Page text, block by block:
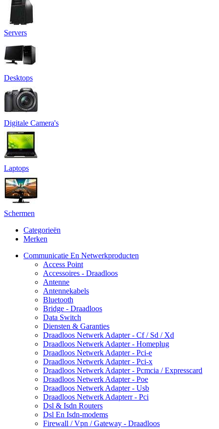
Servers
Desktops
Digitale Camera's
Laptops
Schermen
Categorieën
Merken
Communicatie En Netwerkproducten
Access Point
Accessoires - Draadloos
Antenne
Antennekabels
Bluetooth
Bridge - Draadloos
Data Switch
Diensten & Garanties
Draadloos Netwerk Adapter - Cf / Sd / Xd
Draadloos Netwerk Adapter - Homeplug
Draadloos Netwerk Adapter - Pci-e
Draadloos Netwerk Adapter - Pci-x
Draadloos Netwerk Adapter - Pcmcia / Expresscard
Draadloos Netwerk Adapter - Poe
Draadloos Netwerk Adapter - Usb
Draadloos Netwerk Adapterr - Pci
Dsl & Isdn Routers
Dsl En Isdn-modems
Firewall / Vpn / Gateway - Draadloos